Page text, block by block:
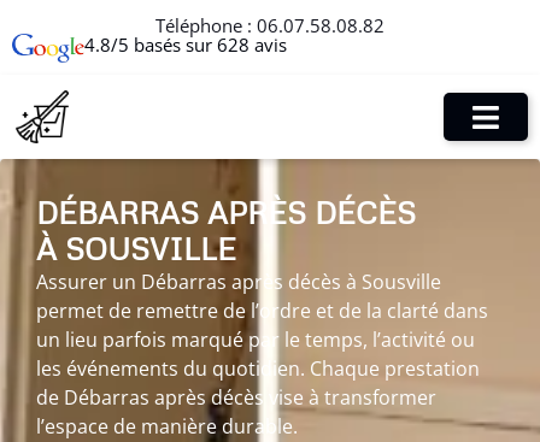
Téléphone : 06.07.58.08.82
4.8/5 basés sur 628 avis
DÉBARRAS APRÈS DÉCÈS
À SOUSVILLE
Assurer un Débarras après décès à Sousville
permet de remettre de l’ordre et de la clarté dans
un lieu parfois marqué par le temps, l’activité ou
les événements du quotidien. Chaque prestation
de Débarras après décès vise à transformer
l’espace de manière durable.